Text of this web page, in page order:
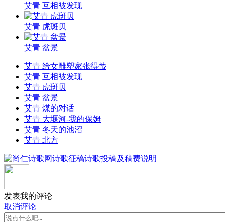
艾青 互相被发现
艾青 虎斑贝
艾青 盆景
艾青 给女雕塑家张得蒂
艾青 互相被发现
艾青 虎斑贝
艾青 盆景
艾青 煤的对话
艾青 大堰河-我的保姆
艾青 冬天的池沼
艾青 北方
发表我的评论
取消评论